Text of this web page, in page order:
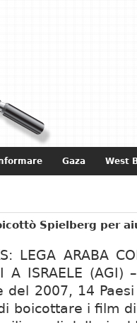
Gaza West
Spielberg per
LEGA ARABA
A ISRAELE
del 2007, 14
boicottare i film